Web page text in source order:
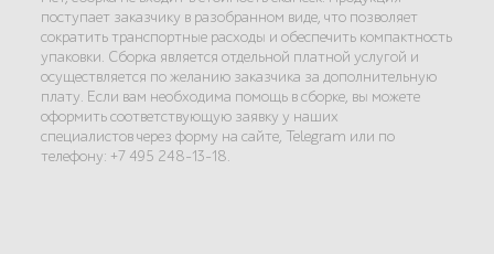
поступает заказчику в разобранном виде, что позволяет
сократить транспортные расходы и обеспечить компактность
упаковки. Сборка является отдельной платной услугой и
осуществляется по желанию заказчика за дополнительную
плату. Если вам необходима помощь в сборке, вы можете
оформить соответствующую заявку у наших
специалистов через форму на сайте, Telegram или по
телефону: +7 495 248-13-18.